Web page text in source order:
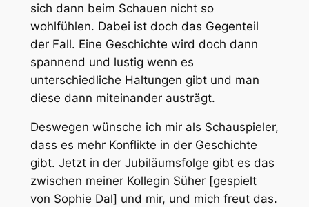
sich dann beim Schauen nicht so
wohlfühlen. Dabei ist doch das Gegenteil
der Fall. Eine Geschichte wird doch dann
spannend und lustig wenn es
unterschiedliche Haltungen gibt und man
diese dann miteinander austrägt.
Deswegen wünsche ich mir als Schauspieler,
dass es mehr Konflikte in der Geschichte
gibt. Jetzt in der Jubiläumsfolge gibt es das
zwischen meiner Kollegin Süher [gespielt
von Sophie Dal] und mir, und mich freut das.